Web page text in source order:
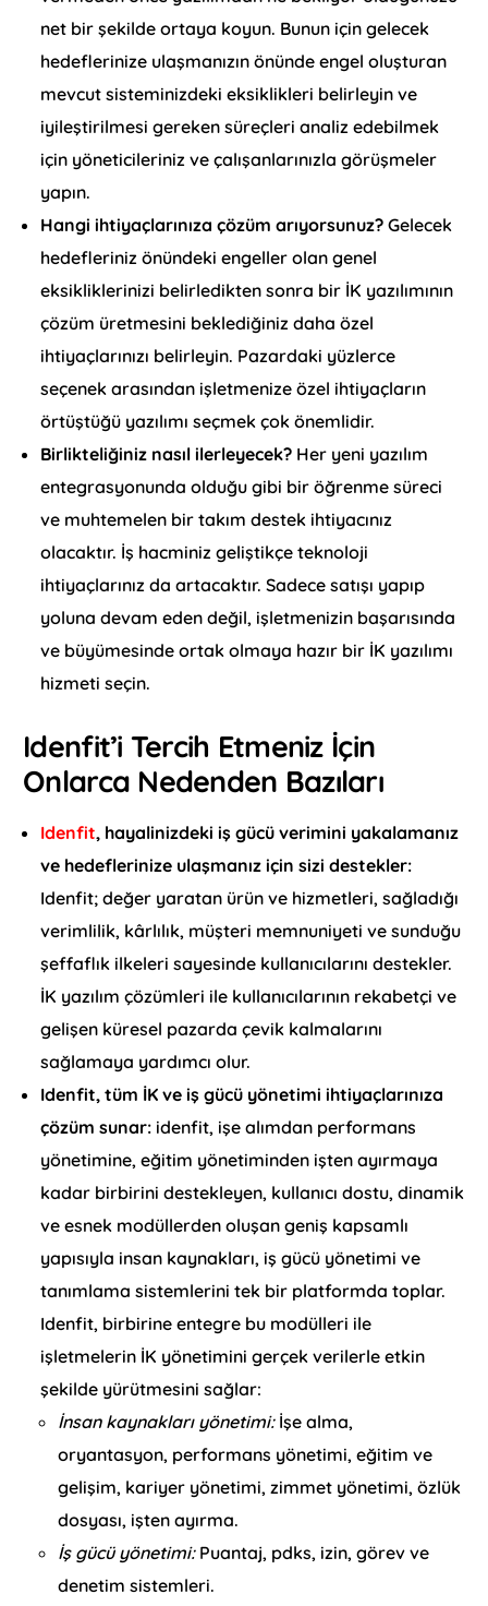
net bir şekilde ortaya koyun. Bunun için gelecek
hedeflerinize ulaşmanızın önünde engel oluşturan
mevcut sisteminizdeki eksiklikleri belirleyin ve
iyileştirilmesi gereken süreçleri analiz edebilmek
için yöneticileriniz ve çalışanlarınızla görüşmeler
yapın.
Hangi ihtiyaçlarınıza çözüm arıyorsunuz?Gelecek
hedefleriniz önündeki engeller olan genel
eksikliklerinizi belirledikten sonra bir İK yazılımının
çözüm üretmesini beklediğiniz daha özel
ihtiyaçlarınızı belirleyin. Pazardaki yüzlerce
seçenek arasından işletmenize özel ihtiyaçların
örtüştüğü yazılımı seçmek çok önemlidir.
Birlikteliğiniz nasıl ilerleyecek? Her yeni yazılım
entegrasyonunda olduğu gibi bir öğrenme süreci
ve muhtemelen bir takım destek ihtiyacınız
olacaktır. İş hacminiz geliştikçe teknoloji
ihtiyaçlarınız da artacaktır. Sadece satışı yapıp
yoluna devam eden değil, işletmenizin başarısında
ve büyümesinde ortak olmaya hazır bir İK yazılımı
hizmeti seçin.
Idenfit’i Tercih Etmeniz İçin
Onlarca Nedenden Bazıları
Idenfit, hayalinizdeki iş gücü verimini yakalamanız
ve hedeflerinize ulaşmanız için sizi destekler:
Idenfit; değer yaratan ürün ve hizmetleri, sağladığı
verimlilik, kârlılık, müşteri memnuniyeti ve sunduğu
şeffaflık ilkeleri sayesinde kullanıcılarını destekler.
İK yazılım çözümleri ile kullanıcılarının rekabetçi ve
gelişen küresel pazarda çevik kalmalarını
sağlamaya yardımcı olur.
Idenfit, tüm İK ve iş gücü yönetimi ihtiyaçlarınıza
çözüm sunar: idenfit, işe alımdan performans
yönetimine, eğitim yönetiminden işten ayırmaya
kadar birbirini destekleyen, kullanıcı dostu, dinamik
ve esnek modüllerden oluşan geniş kapsamlı
yapısıyla insan kaynakları, iş gücü yönetimi ve
tanımlama sistemlerini tek bir platformda toplar.
Idenfit, birbirine entegre bu modülleri ile
işletmelerin İK yönetimini gerçek verilerle etkin
şekilde yürütmesini sağlar:
İnsan kaynakları yönetimi: İşe alma,
oryantasyon, performans yönetimi, eğitim ve
gelişim, kariyer yönetimi, zimmet yönetimi, özlük
dosyası, işten ayırma.
İş gücü yönetimi: Puantaj, pdks, izin, görev ve
denetim sistemleri.